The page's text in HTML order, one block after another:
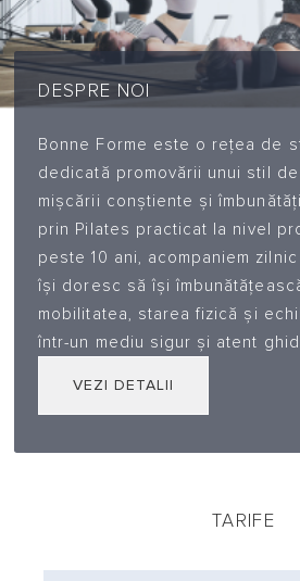
DESPRE NOI
Bonne Forme este o rețea de
dedicată promovării unui stil
mișcării conștiente și
prin Pilates practicat la nivel
peste 10 ani, acompaniem
își doresc să își
mobilitatea, starea fizică și
într-un mediu sigur și atent
VEZI DETALII
TARIFE